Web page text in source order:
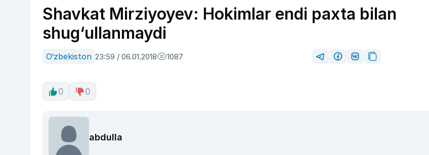
Shavkat Mirziyoyev: Hokimlar endi paxta bilan
shug‘ullanmaydi
O‘zbekiston 23:59 / 06.01.2018 1087
0 0
abdulla